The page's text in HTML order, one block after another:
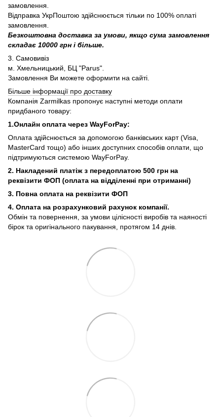
замовлення.
Відправка УкрПоштою здійснюється тільки по 100% оплаті
замовлення.
Безкоштовна доставка за умови, якщо сума замовлення
складає 10000 грн і більше.
3. Самовивіз
м. Хмельницький, БЦ "Parus".
Замовлення Ви можете оформити на сайті.
Більше інформації про доставку
Компанія Zarmilkas пропонує наступні методи оплати
придбаного товару:
1.Онлайн оплата через WayForPay:
Оплата здійснюється за допомогою банківських карт (Visa,
MasterCard тощо) або інших доступних способів оплати, що
підтримуються системою WayForPay.
2. Накладений платіж з передоплатою 500 грн на
реквізити ФОП (оплата на відділенні при отриманні)
3. Повна оплата на реквізити ФОП
4. Оплата на розрахунковий рахунок компанії.
Обмін та повернення, за умови цілісності виробів та наяності
бірок та оригінального пакування, протягом 14 днів.